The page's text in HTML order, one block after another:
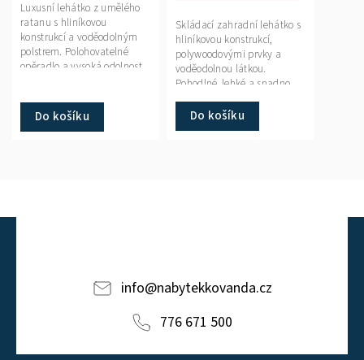
Do košíku
Luxusní lehátko z umělého
ratanu s hliníkovou
konstrukcí a voděodolným
polstrem. Polohovatelné
opěradlo a vysoká odolnost
Do košíku
Skládací zahradní lehátko s
hliníkovou konstrukcí,
polywoodovými prvky a
voděodolnou látkou.
Pohodlné, lehké a snadno
přenosné.
info@nabytekkovanda.cz
776 671 500